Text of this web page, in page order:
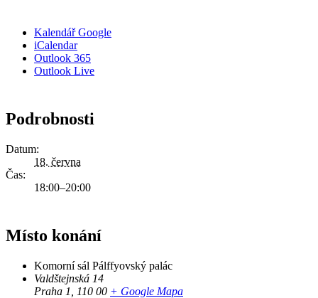
Kalendář Google
iCalendar
Outlook 365
Outlook Live
Podrobnosti
Datum:
18. června
Čas:
18:00–20:00
Místo konání
Komorní sál Pálffyovský palác
Valdštejnská 14
Praha 1
110 00 + Google Mapa